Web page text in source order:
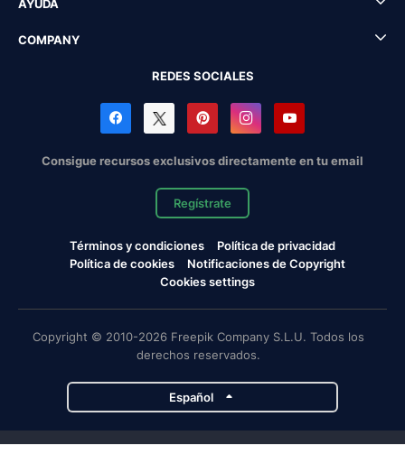
AYUDA
COMPANY
REDES SOCIALES
Consigue recursos exclusivos directamente en tu email
Regístrate
Términos y condiciones
Política de privacidad
Política de cookies
Notificaciones de Copyright
Cookies settings
Copyright © 2010-2026 Freepik Company S.L.U. Todos los
derechos reservados.
Español